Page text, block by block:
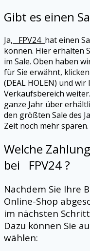
Gibt es einen
Ja, FPV24 hat einen
können. Hier erhalten
im Sale. Oben haben
für Sie erwähnt,
(DEAL HOLEN) und wir
Verkaufsbereich
ganze Jahr über
den größten Sale des
Zeit noch mehr sparen.
Welche
bei
FPV24
Nachdem Sie Ihre
Online-Shop
im nächsten
Dazu können Sie
wählen: